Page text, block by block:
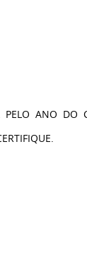
PELO ANO DO